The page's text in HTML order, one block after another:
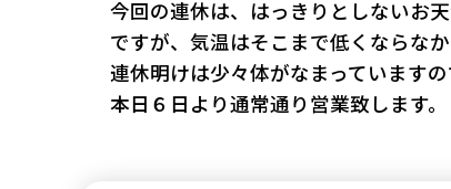
今回の連休は、はっきりとしないお
ですが、気温はそこまで低くならな
連休明けは少々体がなまっています
本日６日より通常通り営業致します。